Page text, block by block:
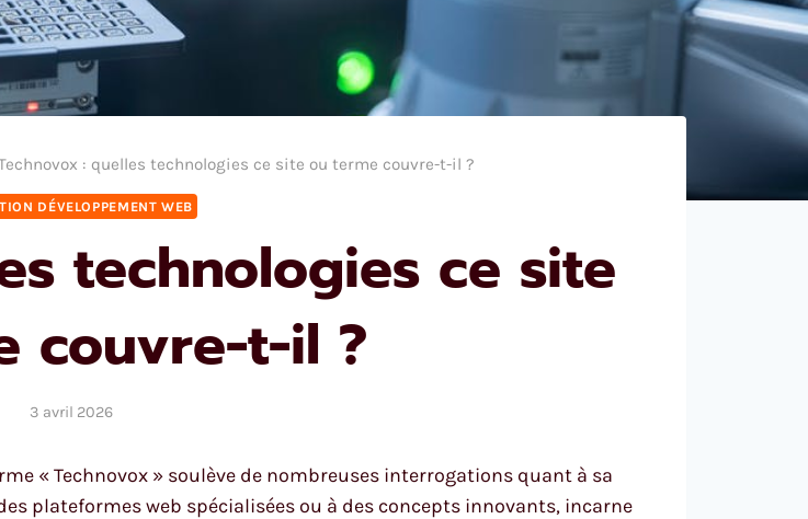
: quelles technologies ce site ou terme couvre-t-il ?
DÉVELOPPEMENT WEB
technologies ce site
couvre-t-il ?
3 avril 2026
« Technovox » soulève de nombreuses interrogations quant à sa
plateformes web spécialisées ou à des concepts innovants, incarne